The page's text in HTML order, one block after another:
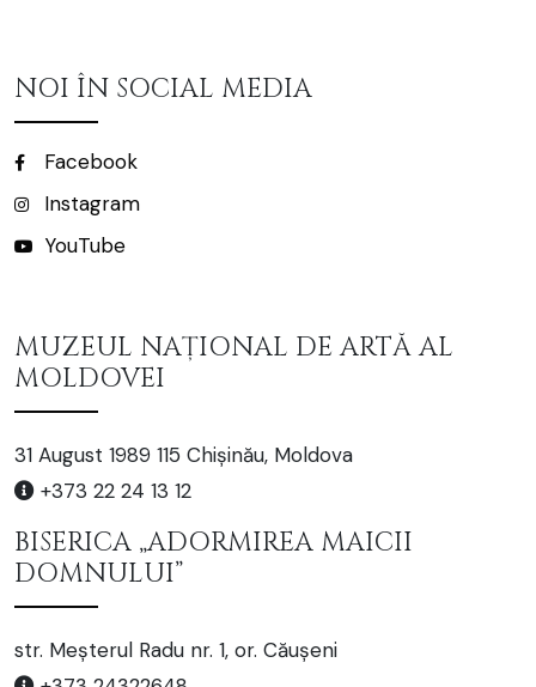
NOI ÎN SOCIAL MEDIA
Facebook
Instagram
YouTube
MUZEUL NAȚIONAL DE ARTĂ AL
MOLDOVEI
31 August 1989 115 Chișinău, Moldova
+373 22 24 13 12
BISERICA „ADORMIREA MAICII
DOMNULUI”
str. Meșterul Radu nr. 1, or. Căușeni